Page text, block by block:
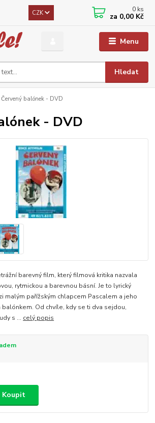
Menu
CZK
Hledat
0 ks
za 0,00 Kč
Červený balónek - DVD
- DVD
barevný film, který filmová kritika nazvala
rytmickou a barevnou básní. Je to lyrický
malým pařížským chlapcem Pascalem a jeho
balónkem. Od chvíle, kdy se ti dva sejdou,
s ... celý popis
Koupit